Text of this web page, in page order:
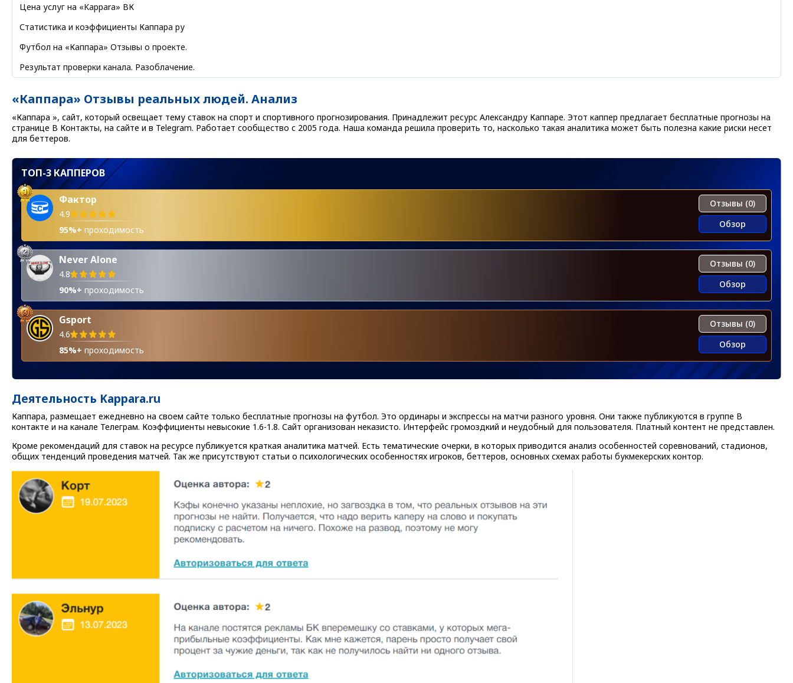
Цена услуг на «Kappara» ВК
Статистика и коэффициенты Каппара ру
Футбол на «Каппара» Отзывы о проекте.
Результат проверки канала. Разоблачение.
«Каппара» Отзывы реальных людей. Анализ
«Каппара », сайт, который освещает тему ставок на спорт и спортивного прогнозирования. Принадлежит ресурс Александру Каппаре. Этот каппер предлагает бесплатные прогнозы на
странице В Контакты, на сайте и в Telegram. Работает сообщество с 2005 года. Наша команда решила проверить то, насколько такая аналитика может быть полезна какие риски несет
для беттеров.
ТОП-3 КАППЕРОВ
Фактор
4.9
95%+ проходимость
Отзывы (0)
Обзор
Never Alone
4.8
90%+ проходимость
Отзывы (0)
Обзор
Gsport
4.6
85%+ проходимость
Отзывы (0)
Обзор
Деятельность Kappara.ru
Каппара, размещает ежедневно на своем сайте только бесплатные прогнозы на футбол. Это ординары и экспрессы на матчи разного уровня. Они также публикуются в группе В
контакте и на канале Телеграм. Коэффициенты невысокие 1.6-1.8. Сайт организован неказисто. Интерфейс громоздкий и неудобный для пользователя. Платный контент не представлен.
Кроме рекомендаций для ставок на ресурсе публикуется краткая аналитика матчей. Есть тематические очерки, в которых приводится анализ особенностей соревнований, стадионов,
общих тенденций проведения матчей. Так же присутствуют статьи о психологических особенностях игроков, беттеров, основных схемах работы букмекерских контор.